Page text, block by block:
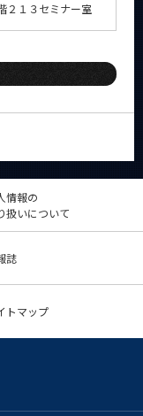
２１３セミナー室
情報の
扱いについて
誌
トマップ